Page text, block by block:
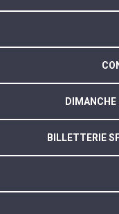
DIMANCHE
BILLETTERIE